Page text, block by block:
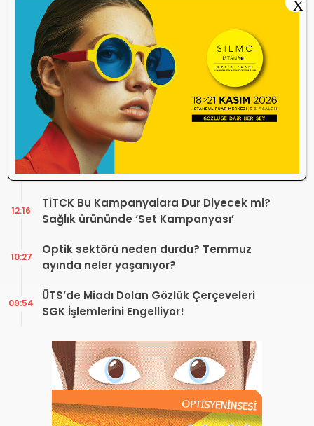
Geleceğini Şekillendirebilir
Yönetmelik Tartışmalarına TOGB’dan
Açıklama! Yeni Hüküm Yok, Teknik
Düzenleme Var
Danıştay’dan TOGB’ye İki Kritik Karar!
Atilla Karip’in Açtığı Davalarda Yürütmeyi
Durdurma Kararı
11:03
Bir günde 150 bin kişi okudu! Optik sektörü
neden konuşuyor?
Sosyal Medya Bu Soruyu Soruyor! Göz
Sağlığında Çifte Standart mı Var?
10:49
TİTCK Bu Kampanyalara Dur Diyecek mi?
Sağlık ürününde ‘Set Kampanyası’
12:16
Optik sektörü neden durdu? Temmuz
ayında neler yaşanıyor?
10:27
ÜTS’de Miadı Dolan Gözlük Çerçeveleri
SGK İşlemlerini Engelliyor!
09:54
X